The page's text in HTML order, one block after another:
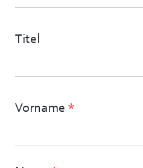
Titel
Vorname *